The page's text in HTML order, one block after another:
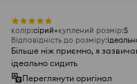
колір:сірий куплений розмір:S
Відповідність до розміру:
Більше ніж приємно, я
ідеально сидить
Переглянути оригінал